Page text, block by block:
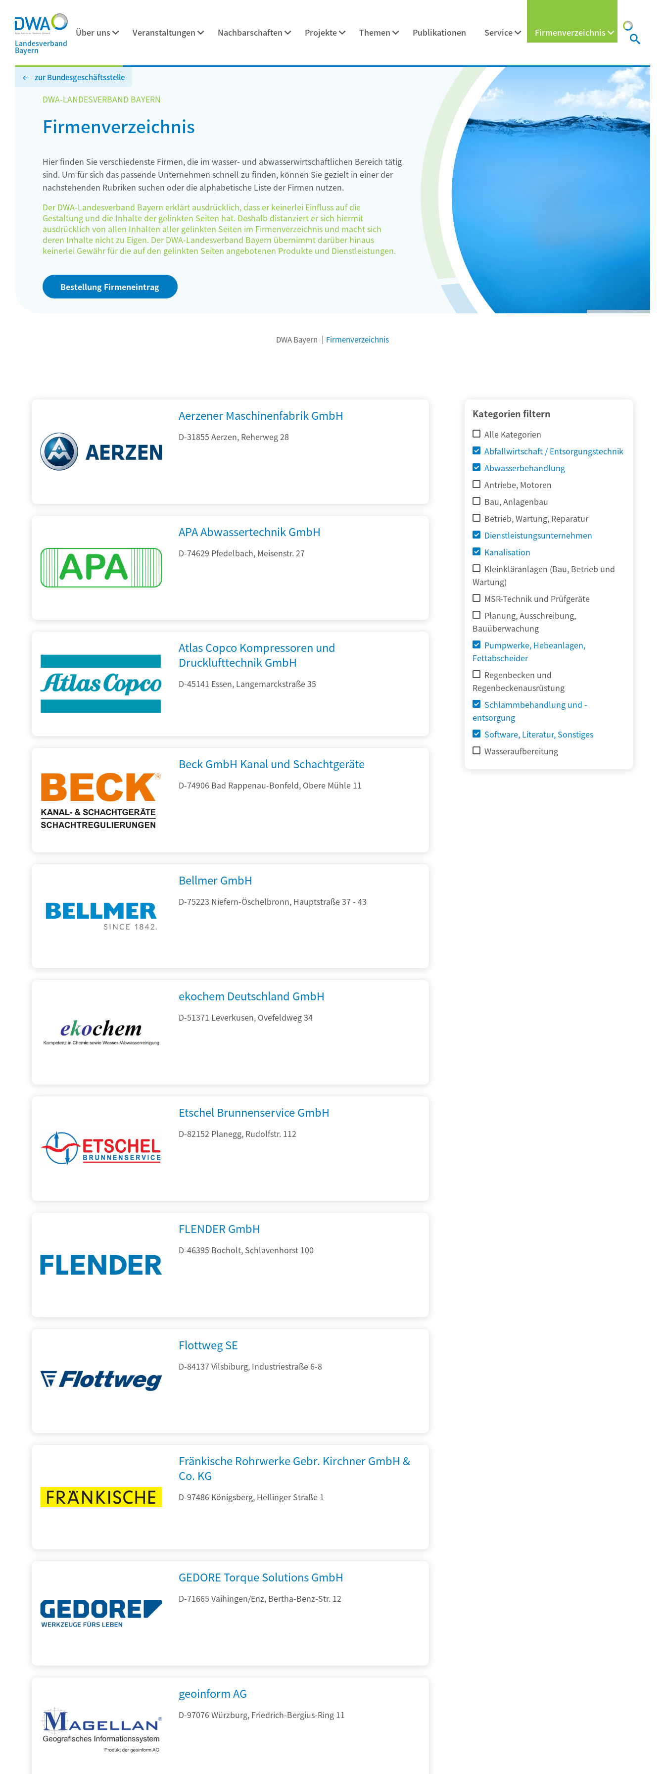
Landesverband
Bayern
Über uns Veranstaltungen Nachbarschaften Projekte Themen Publikationen Service Firmenverzeichnis
zur Bundesgeschäftsstelle
DWA-LANDESVERBAND BAYERN
Firmenverzeichnis
Hier finden Sie verschiedenste Firmen, die im wasser- und abwasserwirtschaftlichen Bereich tätig
sind. Um für sich das passende Unternehmen schnell zu finden, können Sie gezielt in einer der
nachstehenden Rubriken suchen oder die alphabetische Liste der Firmen nutzen.
Der DWA-Landesverband Bayern erklärt ausdrücklich, dass er keinerlei Einfluss auf die
Gestaltung und die Inhalte der gelinkten Seiten hat. Deshalb distanziert er sich hiermit
ausdrücklich von allen Inhalten aller gelinkten Seiten im Firmenverzeichnis und macht sich
deren Inhalte nicht zu Eigen. Der DWA-Landesverband Bayern übernimmt darüber hinaus
keinerlei Gewähr für die auf den gelinkten Seiten angebotenen Produkte und Dienstleistungen.
Bestellung Firmeneintrag
DWA Bayern Firmenverzeichnis
Kategorien filtern
Alle Kategorien
Abfallwirtschaft / Entsorgungstechnik
Abwasserbehandlung
Antriebe, Motoren
Bau, Anlagenbau
Betrieb, Wartung, Reparatur
Dienstleistungsunternehmen
Kanalisation
Kleinkläranlagen (Bau, Betrieb und
Wartung)
MSR-Technik und Prüfgeräte
Planung, Ausschreibung,
Bauüberwachung
Pumpwerke, Hebeanlagen,
Fettabscheider
Regenbecken und
Regenbeckenausrüstung
Schlammbehandlung und -
entsorgung
Software, Literatur, Sonstiges
Wasseraufbereitung
Aerzener Maschinenfabrik GmbH
D-31855 Aerzen, Reherweg 28
APA Abwassertechnik GmbH
D-74629 Pfedelbach, Meisenstr. 27
Atlas Copco Kompressoren und
Drucklufttechnik GmbH
D-45141 Essen, Langemarckstraße 35
Beck GmbH Kanal und Schachtgeräte
D-74906 Bad Rappenau-Bonfeld, Obere Mühle 11
Bellmer GmbH
D-75223 Niefern-Öschelbronn, Hauptstraße 37 - 43
ekochem Deutschland GmbH
D-51371 Leverkusen, Ovefeldweg 34
Etschel Brunnenservice GmbH
D-82152 Planegg, Rudolfstr. 112
FLENDER GmbH
D-46395 Bocholt, Schlavenhorst 100
Flottweg SE
D-84137 Vilsbiburg, Industriestraße 6-8
Fränkische Rohrwerke Gebr. Kirchner GmbH &
Co. KG
D-97486 Königsberg, Hellinger Straße 1
GEDORE Torque Solutions GmbH
D-71665 Vaihingen/Enz, Bertha-Benz-Str. 12
geoinform AG
D-97076 Würzburg, Friedrich-Bergius-Ring 11